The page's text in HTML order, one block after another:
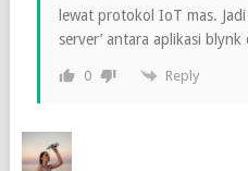
lewat protokol IoT mas. Jadi
server’ antara aplikasi
0 Reply